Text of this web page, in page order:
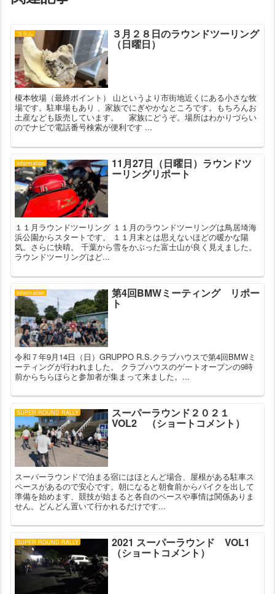
コラム ３月２８日のラウンドツーリング
（日曜日）
榎本牧場（最終ポイント） 山というより市街地近くにある小さな牧
場です。駐車場もあり 、家族でにぎやかなところです。もちろんお
土産なども販売しています。 家族にどうぞ。場所はわかりづらい
のでナビで電話番号検索が便利です ...
information 11月27日（日曜日）ラウンドツ
ーリングリポート
１１月ラウンドツーリング １１月のラウンドツーリングは鳥居埼海
浜公園からスタートです。 １１月末とは思えないほどの暖かな陽
気。さらに快晴。 千葉から雪をかぶった富士山が良く見えました。
ラウンドツーリングはど...
information 第4回BMWミーティング リポー
ト
令和７年9月14日（日）GRUPPO R.S.クラブハウスで第4回BMWミ
ーティングが行われました。 クラブハウスのゲートオープンの9時
前からちらほらと参加者が集まって来ました。...
SUPER ROUND RALLY スーパーラウンド２０２１
VOL2 （ショートコメント）
スーパーラウンドで泊まる宿にはほとんど場合、屋根がある駐車ス
ペースがあるので安心です。朝になると朝食前からバイクを出して
準備を始めます、競技が始まると各自のペースや事情は関係ありま
せん。どんどん置いて行かれるだけです...
SUPER ROUND RALLY 2021 スーパーラウンド VOL1
（ショートコメント）